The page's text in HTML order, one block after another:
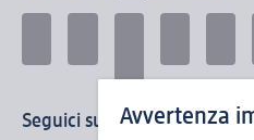
Avvertenza
Seguici su: